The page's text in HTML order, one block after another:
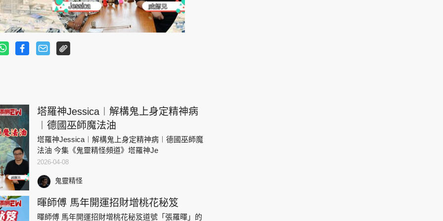
塔羅神Jessica︱解構鬼上身定精神病
︱德國巫師魔法油
塔羅神Jessica︱解構鬼上身定精神病︱德國巫師魔
法油 今集《鬼靈精怪頻道》塔羅神Je
2026-04-08
鬼靈精怪
暉師傅 馬年開運招財增桃花秘笈
暉師傅 馬年開運招財增桃花秘笈道號「張羅暉」的